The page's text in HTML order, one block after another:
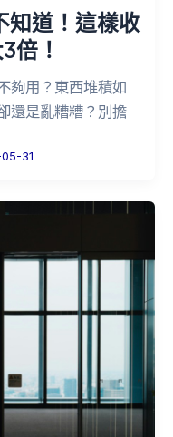
道！這樣收
倍！
夠用？東西堆積如
還是亂糟糟？別擔
31